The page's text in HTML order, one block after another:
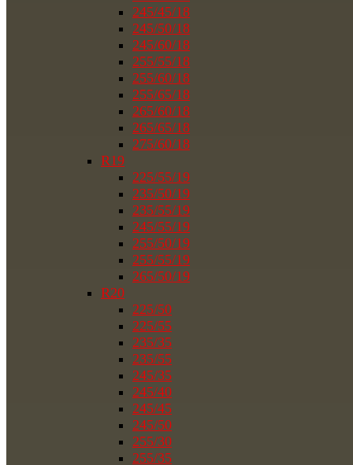
245/45/18
245/50/18
245/60/18
255/55/18
255/60/18
255/65/18
265/60/18
265/65/18
275/60/18
R19
225/55/19
235/50/19
235/55/19
245/55/19
255/50/19
255/55/19
265/50/19
R20
225/50
225/55
235/35
235/55
245/35
245/40
245/45
245/50
255/30
255/35